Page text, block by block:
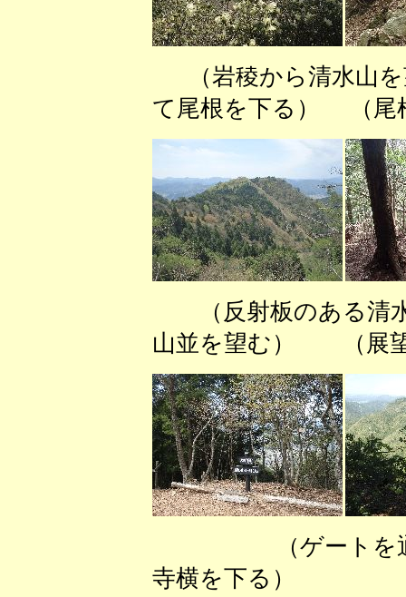
（岩稜から清水山
て尾根を下る） （尾
（反射板のある清
山並を望む） （展望
（ゲート
寺横を下る）